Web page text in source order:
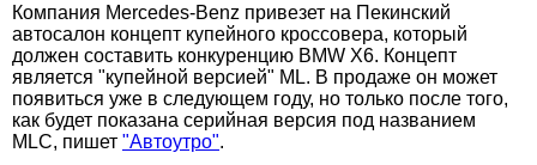
Компания Mercedes-Benz привезет на Пекинский
автосалон концепт купейного кроссовера, который
должен составить конкуренцию BMW X6. Концепт
является "купейной версией" ML. В продаже он может
появиться уже в следующем году, но только после того,
как будет показана серийная версия под названием
MLC, пишет "Автоутро".